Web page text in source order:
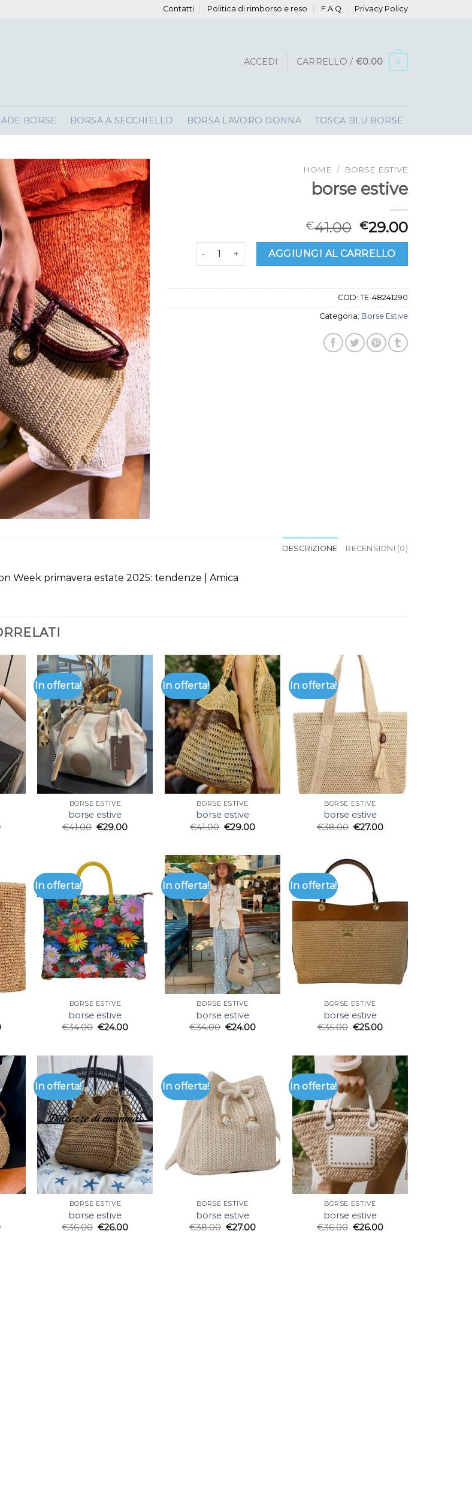
Contatti Politica di rimborso e reso F.A.Q Privacy Policy
ACCEDI CARRELLO / €0.00 0
BORSE BORSA A SECCHIELLO BORSA LAVORO DONNA TOSCA BLU BORSE
HOME / BORSE ESTIVE
borse estive
€41.00 €29.00
borse estive quantitàAGGIUNGI AL CARRELLO
COD: TE-48241290
Categoria: Borse Estive
DESCRIZIONE RECENSIONI (0)
Week primavera estate 2025: tendenze | Amica
In offerta!
BORSE ESTIVE
borse estive
€41.00 €29.00
In offerta!
BORSE ESTIVE
borse estive
€41.00 €29.00
In offerta!
BORSE ESTIVE
borse estive
€38.00 €27.00
In offerta!
BORSE ESTIVE
borse estive
€34.00 €24.00
In offerta!
BORSE ESTIVE
borse estive
€34.00 €24.00
In offerta!
BORSE ESTIVE
borse estive
€35.00 €25.00
In offerta!
BORSE ESTIVE
borse estive
€36.00 €26.00
In offerta!
BORSE ESTIVE
borse estive
€38.00 €27.00
In offerta!
BORSE ESTIVE
borse estive
€36.00 €26.00